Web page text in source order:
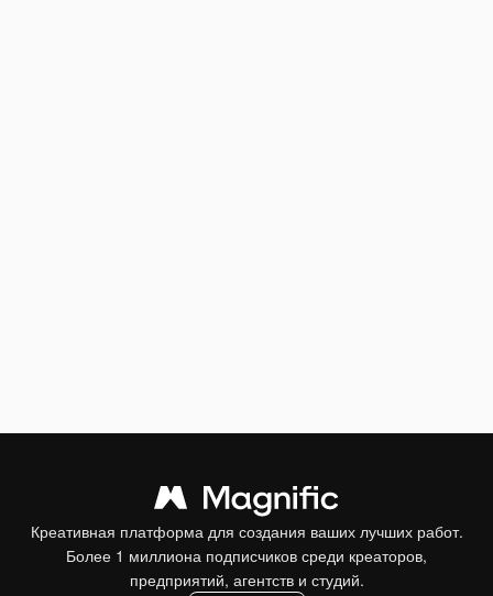
Креативная платформа для создания ваших лучших работ.
Более 1 миллиона подписчиков среди креаторов,
предприятий, агентств и студий.